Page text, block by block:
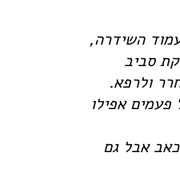
השידרה,
סביב
ולרפא.
אפילו
אבל גם